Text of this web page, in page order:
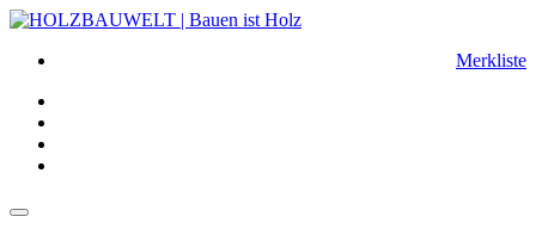
Merkliste